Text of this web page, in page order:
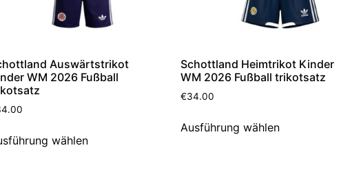
Auswärtstrikot
WM 2026 Fußball
wählen
Schottland Heimtrikot Kinder
WM 2026 Fußball trikotsatz
€34.00
Ausführung wählen